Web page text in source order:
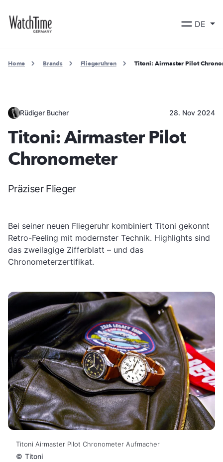
DE
Home Brands Fliegeruhren Titoni: Airmaster Pilot
Rüdiger Bucher 28. Nov 2024
Titoni: Airmaster Pilot
Chronometer
Präziser Flieger
Bei seiner neuen Fliegeruhr kombiniert Titoni gekonnt
Retro-Feeling mit modernster Technik. Highlights sind
das zweilagige Zifferblatt – und das
Chronometerzertifikat.
Titoni Airmaster Pilot Chronometer Aufmacher
© Titoni